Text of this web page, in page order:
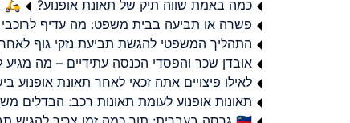
כמה באמת שווה תיק של תאונת אופנוע?
🛵
פשרה או תביעה בבית משפט: מה עדיף לרוכבי
התהליך המשפטי להגשת תביעת נזקי גוף
אובדן שכר והפסדי הכנסה עתידיים – מה מגיע
לאילו פיצויים אתה זכאי לאחר תאונת אופנוע
תאונות אופנוע לעומת תאונות רכב: הבדלים